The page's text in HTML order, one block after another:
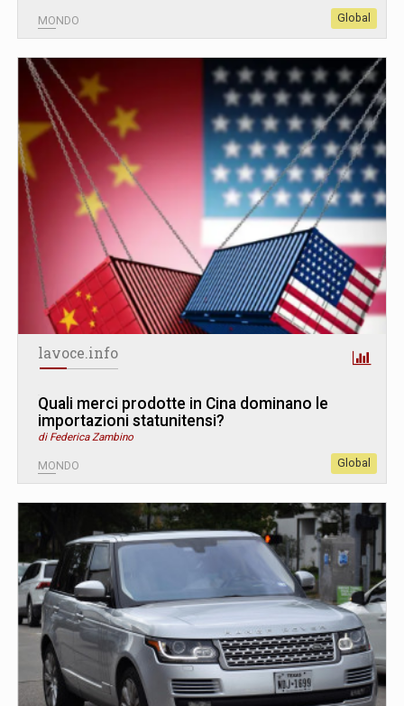
MONDO Global
lavoce.info
Quali merci prodotte in Cina dominano le
importazioni statunitensi?
di Federica Zambino
MONDO Global